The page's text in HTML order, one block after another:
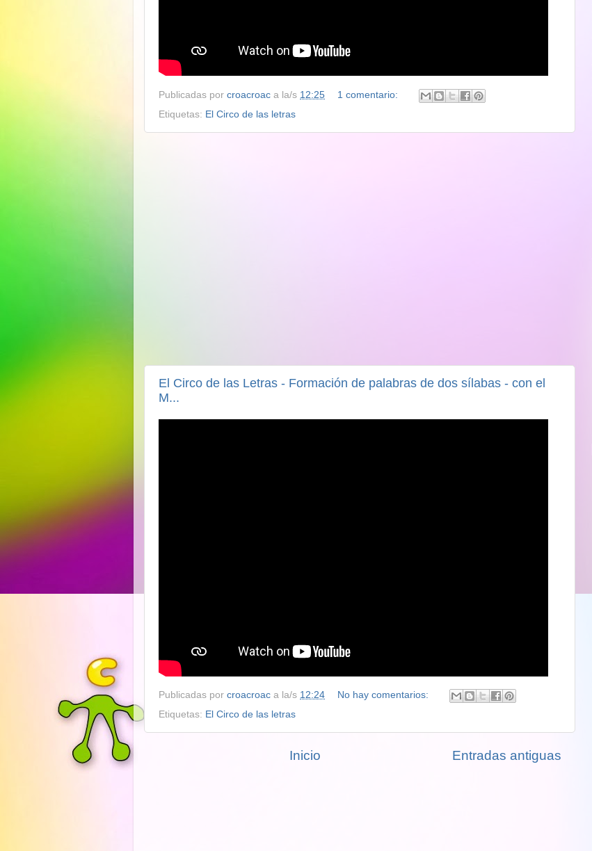
Publicadas por croacroac a la/s 12:25
1 comentario:
Etiquetas: El Circo de las letras
El Circo de las Letras - Formación de palabras de dos sílabas - con el
M...
Publicadas por croacroac a la/s 12:24
No hay comentarios:
Etiquetas: El Circo de las letras
Entradas antiguas
Inicio